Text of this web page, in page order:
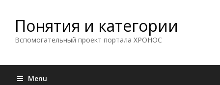
Понятия и категории
Вспомогательный проект портала ХРОНОС
Menu